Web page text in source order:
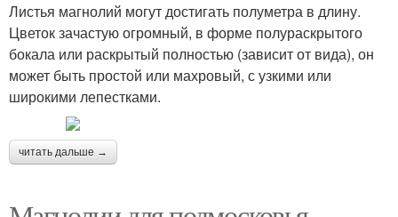
Листья магнолий могут достигать полуметра в длину.
Цветок зачастую огромный, в форме полураскрытого
бокала или раскрытый полностью (зависит от вида), он
может быть простой или махровый, с узкими или
широкими лепестками.
читать дальше →